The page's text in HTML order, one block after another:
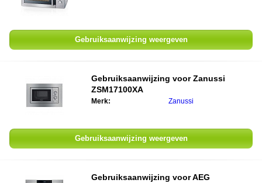
Gebruiksaanwijzing weergeven
Gebruiksaanwijzing voorZanussi
ZSM17100XA
Merk: Zanussi
Gebruiksaanwijzing weergeven
Gebruiksaanwijzing voorAEG